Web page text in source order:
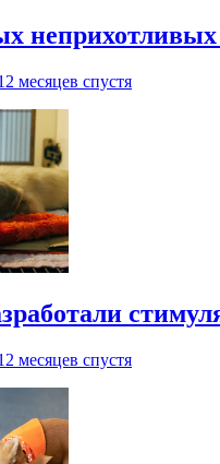
месяцев спустя
месяцев спустя